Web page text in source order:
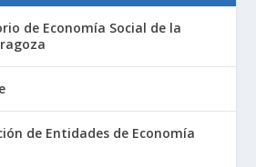
de Economía Social de la
de Entidades de Economía